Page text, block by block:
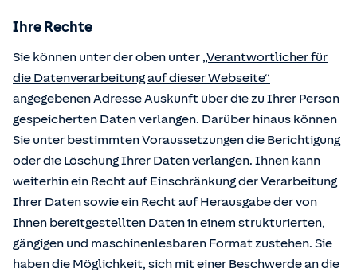
Ihre Rechte
Sie können unter der oben unter „Verantwortlicher für
die Datenverarbeitung auf dieser Webseite“
angegebenen Adresse Auskunft über die zu Ihrer Person
gespeicherten Daten verlangen. Darüber hinaus können
Sie unter bestimmten Voraussetzungen die Berichtigung
oder die Löschung Ihrer Daten verlangen. Ihnen kann
weiterhin ein Recht auf Einschränkung der Verarbeitung
Ihrer Daten sowie ein Recht auf Herausgabe der von
Ihnen bereitgestellten Daten in einem strukturierten,
gängigen und maschinenlesbaren Format zustehen. Sie
haben die Möglichkeit, sich mit einer Beschwerde an die